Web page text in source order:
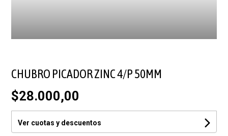
CHUBRO PICADOR ZINC 4/P 50MM
$28.000,00
Ver cuotas y descuentos